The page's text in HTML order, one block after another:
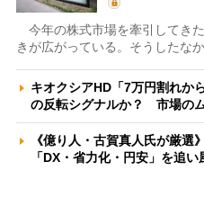
今年の株式市場を牽引してき
きが広がっている。そうしたな
キオクシアHD「7万円割れか
の反転シグナルか？ 市場の
《億り人・古賀真人氏が厳選
「DX・省力化・円安」を追